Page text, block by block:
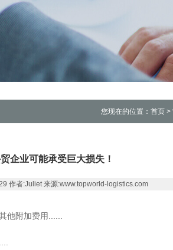
您现在的位置：首页 >
企业可能承受巨大损失！
作者:Juliet 来源:www.topworld-logistics.com
他附加费用......